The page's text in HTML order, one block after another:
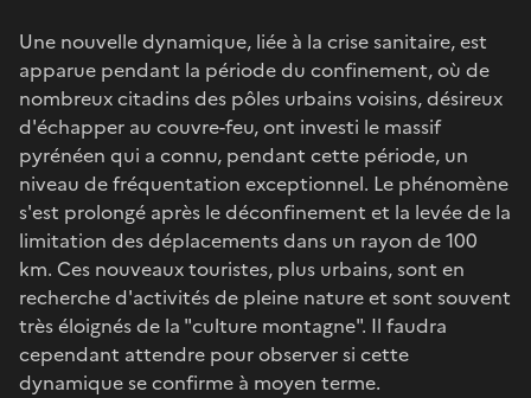
Une nouvelle dynamique, liée à la crise sanitaire, est
apparue pendant la période du confinement, où de
nombreux citadins des pôles urbains voisins, désireux
d'échapper au couvre-feu, ont investi le massif
pyrénéen qui a connu, pendant cette période, un
niveau de fréquentation exceptionnel. Le phénomène
s'est prolongé après le déconfinement et la levée de la
limitation des déplacements dans un rayon de 100
km. Ces nouveaux touristes, plus urbains, sont en
recherche d'activités de pleine nature et sont souvent
très éloignés de la "culture montagne". Il faudra
cependant attendre pour observer si cette
dynamique se confirme à moyen terme.